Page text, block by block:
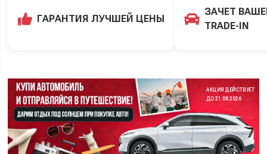
ГАРАНТИЯ ЛУЧШЕЙ ЦЕНЫ
ЗАЧЕТ
TRADE-IN
АКЦИЯ ДЕЙСТВУЕТ
ДО 21.08.2026